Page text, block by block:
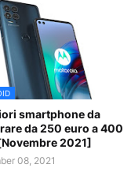
smartphone da
da 250 euro a 400
2021]
08, 2021